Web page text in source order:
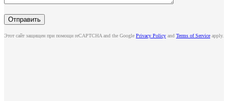
Этот сайт защищен при помощи reCAPTCHA and the Google Privacy Policy and Terms of Service apply.